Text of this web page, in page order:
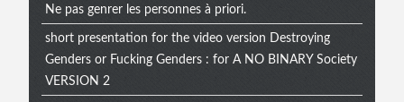
Ne pas genrer les personnes à priori.
short presentation for the video version Destroying
Genders or Fucking Genders : for A NO BINARY Society
VERSION 2